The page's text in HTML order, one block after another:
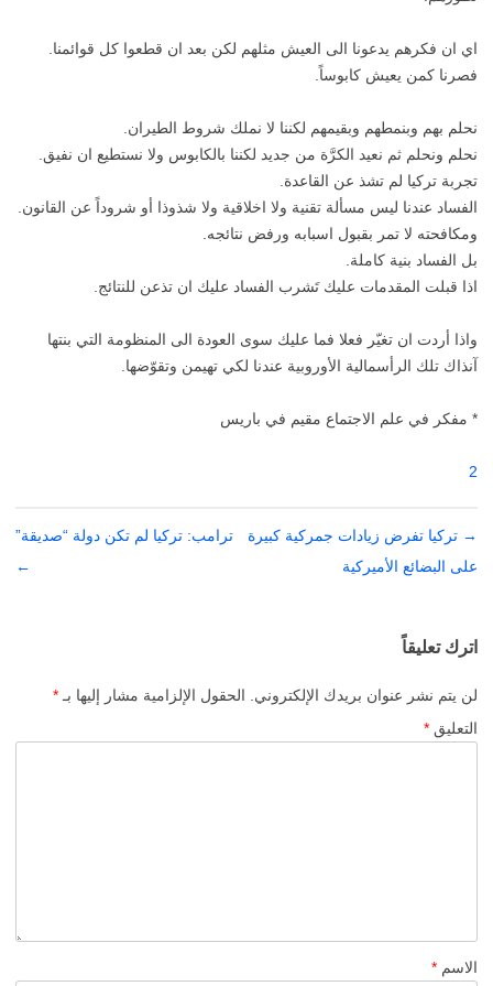
اي ان فكرهم يدعونا الى العيش مثلهم لكن بعد ان قطعوا كل قوائمنا.
فصرنا كمن يعيش كابوساً.
نحلم بهم وبنمطهم وبقيمهم لكننا لا نملك شروط الطيران.
نحلم ونحلم ثم نعيد الكرَّة من جديد لكننا بالكابوس ولا نستطيع ان نفيق.
تجربة تركيا لم تشذ عن القاعدة.
الفساد عندنا ليس مسألة تقنية ولا اخلاقية ولا شذوذا أو شروداً عن القانون.
ومكافحته لا تمر بقبول اسبابه ورفض نتائجه.
بل الفساد بنية كاملة.
اذا قبلت المقدمات عليك تَشرب الفساد عليك ان تذعن للنتائج.
واذا أردت ان تغيّر فعلا فما عليك سوى العودة الى المنظومة التي بنتها
آنذاك تلك الرأسمالية الأوروبية عندنا لكي تهيمن وتقوّضها.
* مفكر في علم الاجتماع مقيم في باريس
2
تصفّح
المقالات
→ تركيا تفرض زيادات جمركية كبيرة
على البضائع الأميركية
ترامب: تركيا لم تكن دولة “صديقة”
←
اترك تعليقاً
لن يتم نشر عنوان بريدك الإلكتروني. الحقول الإلزامية مشار إليها بـ *
التعليق *
الاسم *